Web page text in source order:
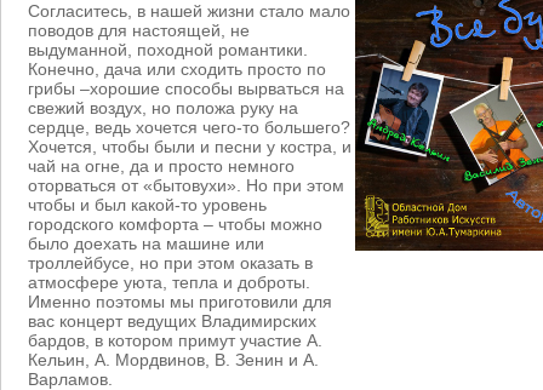
Согласитесь, в нашей жизни стало мало
поводов для настоящей, не
выдуманной, походной романтики.
Конечно, дача или сходить просто по
грибы –хорошие способы вырваться на
свежий воздух, но положа руку на
сердце, ведь хочется чего-то большего?
Хочется, чтобы были и песни у костра, и
чай на огне, да и просто немного
оторваться от «бытовухи». Но при этом
чтобы и был какой-то уровень
городского комфорта – чтобы можно
было доехать на машине или
троллейбусе, но при этом оказать в
атмосфере уюта, тепла и доброты.
Именно поэтомы мы приготовили для
вас концерт ведущих Владимирских
бардов, в котором примут участие А.
Кельин, А. Мордвинов, В. Зенин и А.
Варламов.